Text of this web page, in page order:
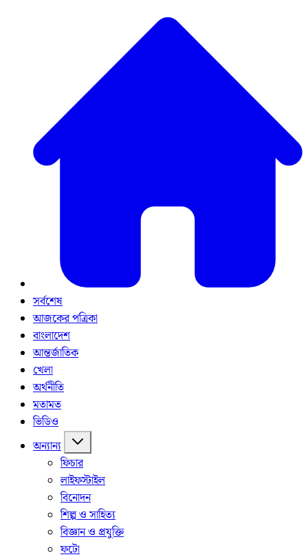
সর্বশেষ
আজকের পত্রিকা
বাংলাদেশ
আন্তর্জাতিক
খেলা
অর্থনীতি
মতামত
ভিডিও
অন্যান্য
ফিচার
লাইফস্টাইল
বিনোদন
শিল্প ও সাহিত্য
বিজ্ঞান ও প্রযুক্তি
ফটো